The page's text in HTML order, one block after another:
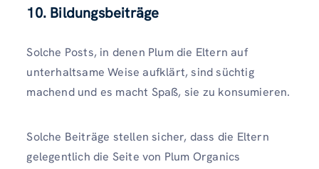
10. Bildungsbeiträge
Solche Posts, in denen Plum die Eltern auf
unterhaltsame Weise aufklärt, sind süchtig
machend und es macht Spaß, sie zu konsumieren.
Solche Beiträge stellen sicher, dass die Eltern
gelegentlich die Seite von Plum Organics